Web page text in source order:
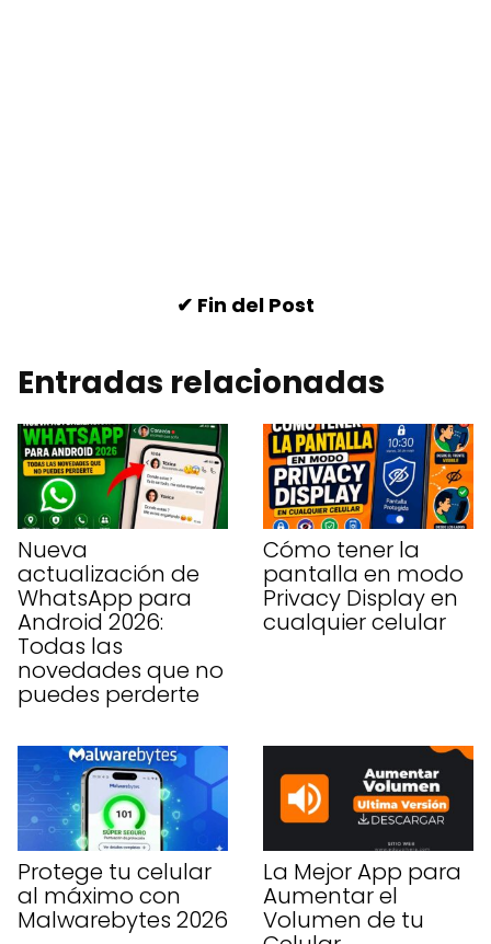
✔ Fin del Post
Entradas relacionadas
Nueva
actualización de
WhatsApp para
Android 2026:
Todas las
novedades que no
puedes perderte
Cómo tener la
pantalla en modo
Privacy Display en
cualquier celular
Protege tu celular
al máximo con
Malwarebytes 2026
La Mejor App para
Aumentar el
Volumen de tu